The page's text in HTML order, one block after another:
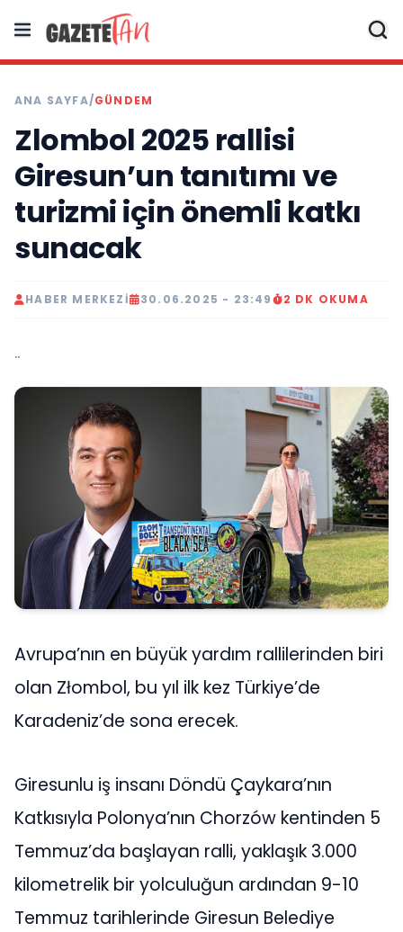
ANA SAYFA/GÜNDEM
Zlombol 2025 rallisi
Giresun’un tanıtımı ve
turizmi için önemli katkı
sunacak
HABER MERKEZI 30.06.2025 - 23:49 2 DK OKUMA
..
Avrupa’nın en büyük yardım rallilerinden biri
olan Złombol, bu yıl ilk kez Türkiye’de
Karadeniz’de sona erecek.
Giresunlu iş insanı Döndü Çaykara’nın
Katkısıyla Polonya’nın Chorzów kentinden 5
Temmuz’da başlayan ralli, yaklaşık 3.000
kilometrelik bir yolculuğun ardından 9-10
Temmuz tarihlerinde Giresun Belediye